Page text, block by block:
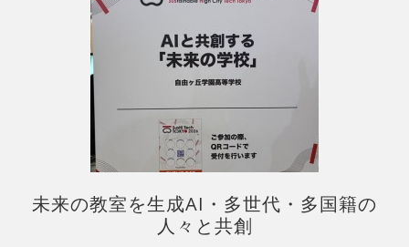
未来の教室を生成AI・多世代・多国籍の
人々と共創